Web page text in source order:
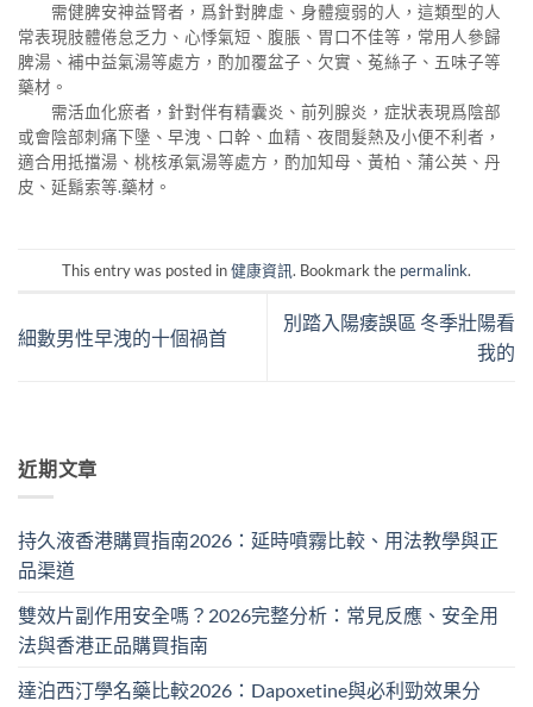
需健脾安神益腎者，爲針對脾虛、身體瘦弱的人，這類型的人
常表現肢體倦怠乏力、心悸氣短、腹脹、胃口不佳等，常用人參歸
脾湯、補中益氣湯等處方，酌加覆盆子、欠實、菟絲子、五味子等
藥材。
需活血化瘀者，針對伴有精囊炎、前列腺炎，症狀表現爲陰部
或會陰部刺痛下墬、早洩、口幹、血精、夜間髮熱及小便不利者，
適合用抵擋湯、桃核承氣湯等處方，酌加知母、黃柏、蒲公英、丹
皮、延鬍索等.藥材。
This entry was posted in健康資訊. Bookmark the permalink.
細數男性早洩的十個禍首
別踏入陽痿誤區 冬季壯陽看
我的
近期文章
持久液香港購買指南2026：延時噴霧比較、用法教學與正
品渠道
雙效片副作用安全嗎？2026完整分析：常見反應、安全用
法與香港正品購買指南
達泊西汀學名藥比較2026：Dapoxetine與必利勁效果分